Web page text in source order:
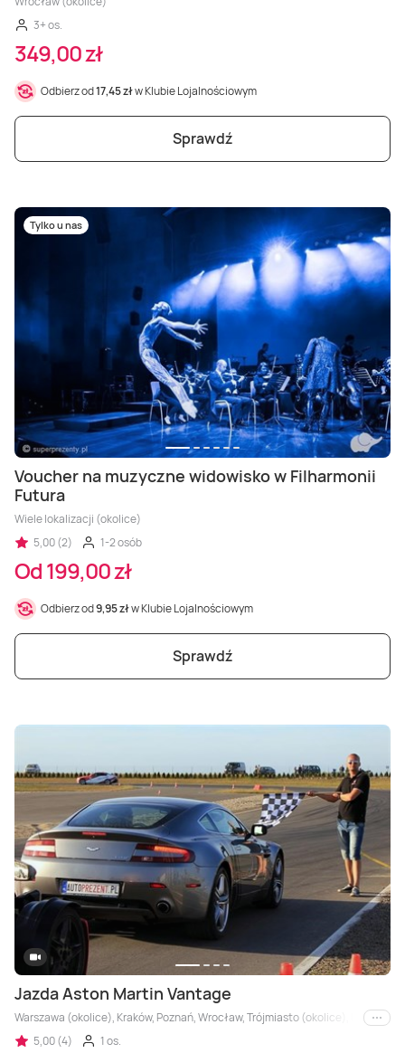
3+ os.
349,00 zł
Odbierz od17,45 złw Klubie Lojalnościowym
Sprawdź
Tylko u nas
Voucher na muzyczne widowisko w Filharmonii
Futura
Wiele lokalizacji (okolice)
5,00 (2)
1-2 osób
Od 199,00 zł
Odbierz od9,95 złw Klubie Lojalnościowym
Sprawdź
Jazda Aston Martin Vantage
Warszawa (okolice), Kraków, Poznań, Wrocław, Trójmiasto (okolice), Łódźi inne
5,00 (4)
1 os.